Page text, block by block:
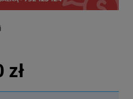
zł